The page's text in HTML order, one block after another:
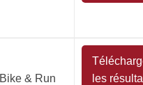
Bike & Run
les